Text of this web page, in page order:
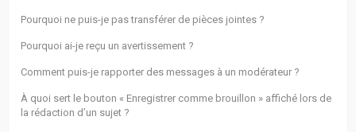
Pourquoi ne puis-je pas transférer de pièces jointes ?
Pourquoi ai-je reçu un avertissement ?
Comment puis-je rapporter des messages à un modérateur ?
À quoi sert le bouton « Enregistrer comme brouillon » affiché lors de
la rédaction d’un sujet ?